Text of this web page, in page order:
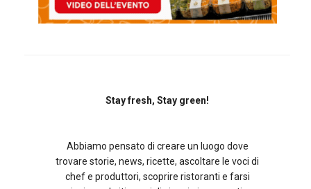
Stay fresh, Stay green!
Abbiamo pensato di creare un luogo dove
trovare storie, news, ricette, ascoltare le voci di
chef e produttori, scoprire ristoranti e farsi